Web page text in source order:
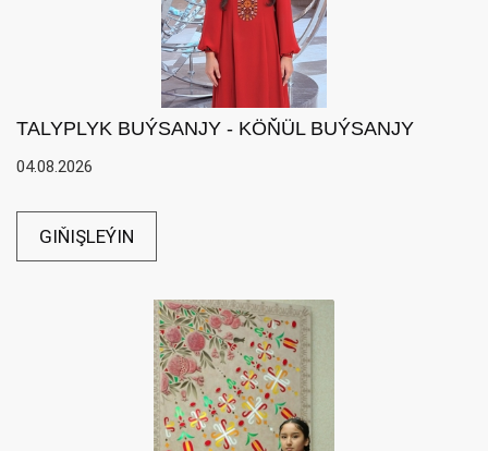
TALYPLYK BUÝSANJY - KÖŇÜL BUÝSANJY
04.08.2026
GIŇIŞLEÝIN